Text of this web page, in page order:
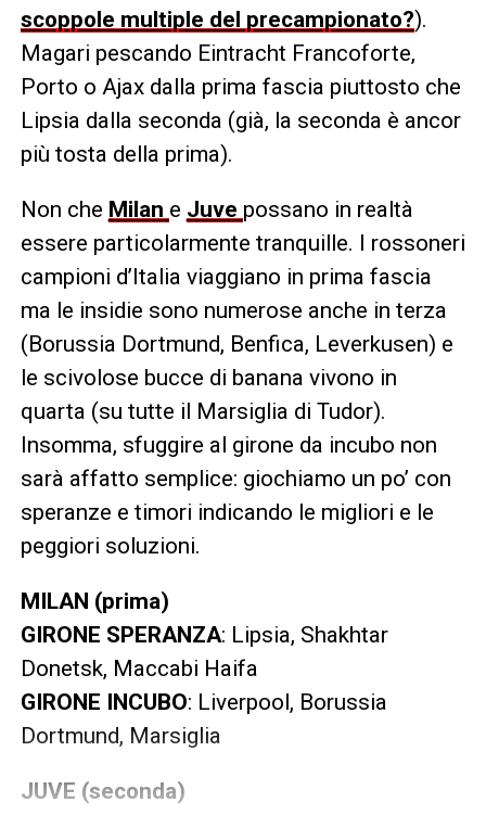
scoppole multiple del precampionato?).
Magari pescando Eintracht Francoforte,
Porto o Ajax dalla prima fascia piuttosto che
Lipsia dalla seconda (già, la seconda è ancor
più tosta della prima).
Non che Milan e Juve possano in realtà
essere particolarmente tranquille. I rossoneri
campioni d’Italia viaggiano in prima fascia
ma le insidie sono numerose anche in terza
(Borussia Dortmund, Benfica, Leverkusen) e
le scivolose bucce di banana vivono in
quarta (su tutte il Marsiglia di Tudor).
Insomma, sfuggire al girone da incubo non
sarà affatto semplice: giochiamo un po’ con
speranze e timori indicando le migliori e le
peggiori soluzioni.
MILAN (prima)
GIRONE SPERANZA: Lipsia, Shakhtar
Donetsk, Maccabi Haifa
GIRONE INCUBO: Liverpool, Borussia
Dortmund, Marsiglia
JUVE (seconda)